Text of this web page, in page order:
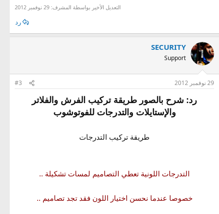
التعديل الأخير بواسطة المشرف: 29 نوفمبر 2012
رد
SECURITY
Support
29 نوفمبر 2012 #3
رد: شرح بالصور طريقة تركيب الفرش والفلاتر
والإستايلات والتدرجات للفوتوشوب
طريقة تركيب التدرجات
التدرجات اللونية تعطي التصاميم لمسات تشكيلة ..
خصوصا عندما نحسن اختيار اللون فقد تجد تصاميم ..